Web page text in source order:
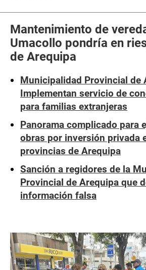
Mantenimiento de
Umacollo pondría en
de Arequipa
Municipalidad Provincial de
Implementan servicio de
para familias extranjeras
Panorama complicado para
obras por inversión privada
provincias de Arequipa
Sanción a regidores de la
Provincial de Arequipa que
información falsa